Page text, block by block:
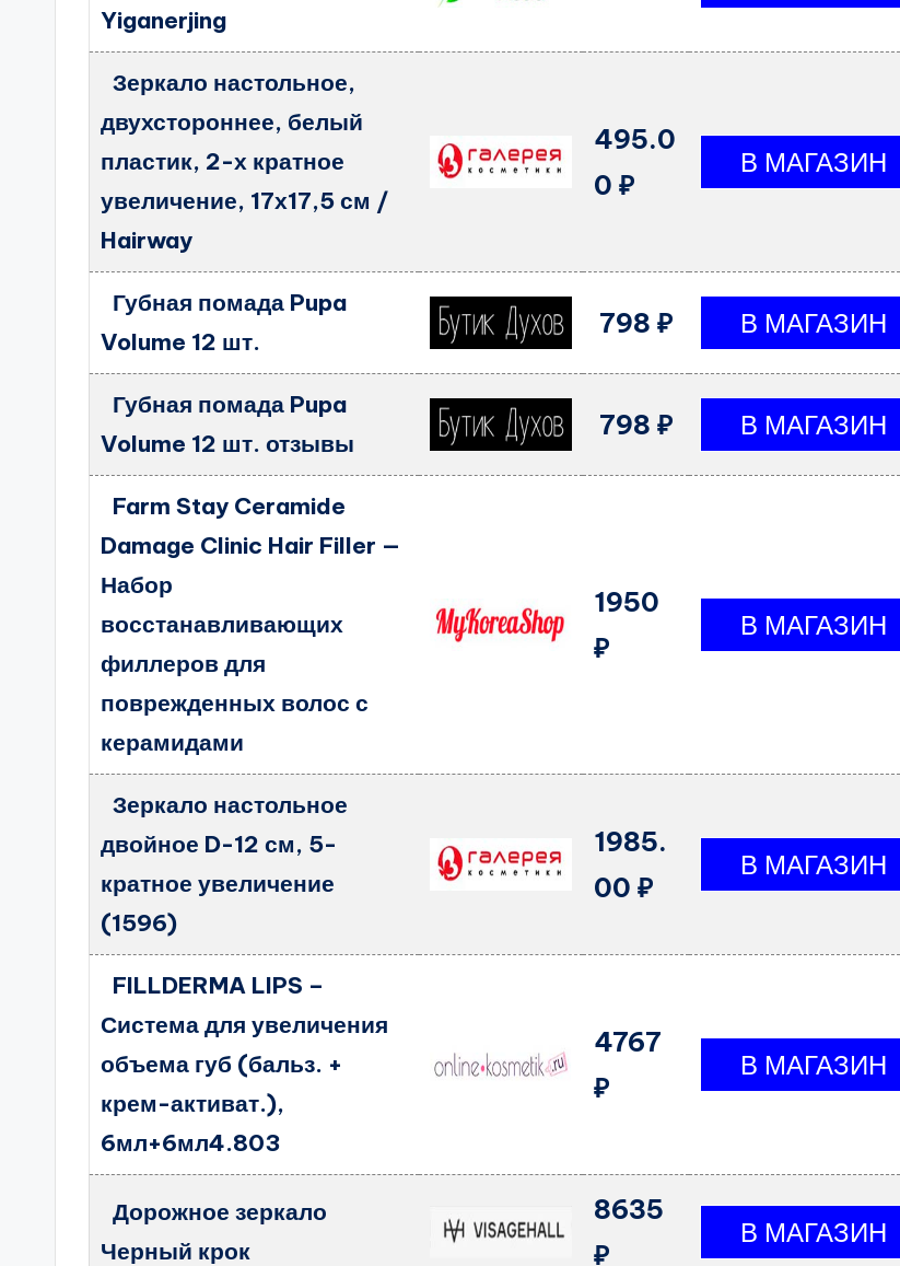
Yiganerjing
Зеркало настольное,
двухстороннее, белый
пластик, 2-х кратное
увеличение, 17х17,5 см /
Hairway
495.0
0 ₽
Губная помада Pupa
Volume 12 шт.
798 ₽
Губная помада Pupa
Volume 12 шт. отзывы
798 ₽
Farm Stay Ceramide
Damage Clinic Hair Filler —
Набор
восстанавливающих
филлеров для
поврежденных волос с
керамидами
1950
₽
Зеркало настольное
двойное D-12 см, 5-
кратное увеличение
(1596)
1985.
00 ₽
FILLDERMA LIPS –
Система для увеличения
объема губ (бальз. +
крем-активат.),
6мл+6мл4.803
4767
₽
Дорожное зеркало
Черный крок
8635
₽